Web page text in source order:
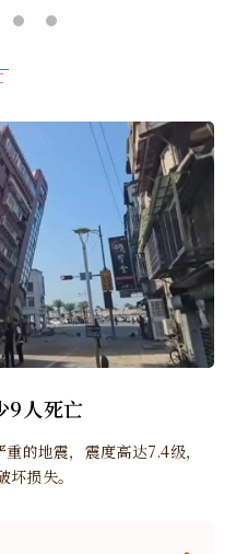
9人死亡
的地震，震度高达7.4级，
损失。